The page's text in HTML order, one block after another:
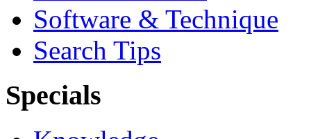
Software & Technique
Search Tips
Specials